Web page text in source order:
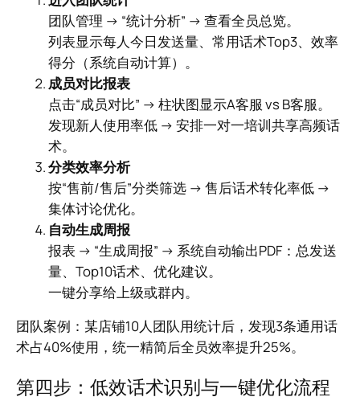
团队管理 → “统计分析” → 查看全员总览。
列表显示每人今日发送量、常用话术Top3、效率
得分（系统自动计算）。
成员对比报表
点击“成员对比” → 柱状图显示A客服 vs B客服。
发现新人使用率低 → 安排一对一培训共享高频话
术。
分类效率分析
按“售前/售后”分类筛选 → 售后话术转化率低 →
集体讨论优化。
自动生成周报
报表 → “生成周报” → 系统自动输出PDF：总发送
量、Top10话术、优化建议。
一键分享给上级或群内。
团队案例：某店铺10人团队用统计后，发现3条通用话
术占40%使用，统一精简后全员效率提升25%。
第四步：低效话术识别与一键优化流程